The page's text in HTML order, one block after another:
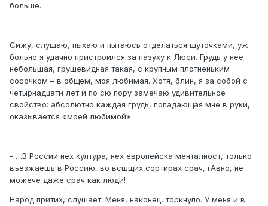
больше.
Сижу, слушаю, пыхаю и пытаюсь отделаться шуточками, уж
больно я удачно пристроился за пазуху к Люси. Грудь у неё
небольшая, грушевидная такая, с крупным плотненьким
сосочком – в общем, моя любимая. Хотя, блин, я за собой с
четырнадцати лет и по сю пору замечаю удивительное
свойство: абсолютно каждая грудь, попадающая мне в руки,
оказывается «моей любимой».
- …В России нех култура, нех европейска менталност, только
въезжаешь в Россию, во всшщих сортирах срач, гАвно, не
можече даже срач как люди!
Народ притих, слушает. Меня, наконец, торкнуло. У меня и в